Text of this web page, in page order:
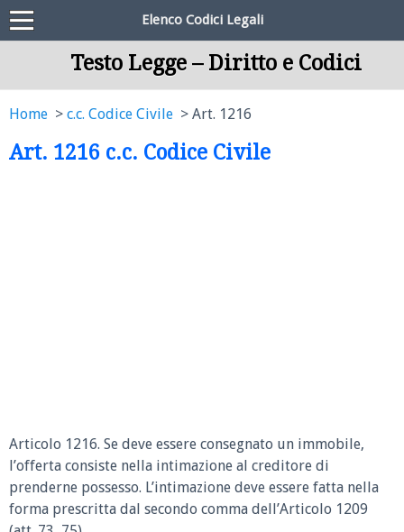
Elenco Codici Legali
Testo Legge – Diritto e Codici
Home c.c. Codice Civile Art. 1216
Art. 1216 c.c. Codice Civile
Articolo 1216. Se deve essere consegnato un immobile,
l’offerta consiste nella intimazione al creditore di
prenderne possesso. L’intimazione deve essere fatta nella
forma prescritta dal secondo comma dell’Articolo 1209